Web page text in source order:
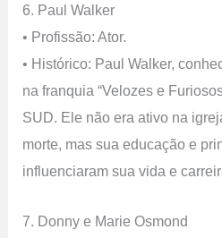
6. Paul Walker
• Profissão: Ator.
• Histórico: Paul Walker,
na franquia “Velozes e
SUD. Ele não era ativo na
morte, mas sua educação e
influenciaram sua vida e
7. Donny e Marie Osmond